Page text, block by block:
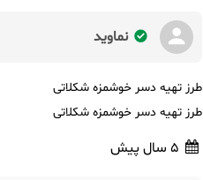
نماوید
طرز تهیه دسر خوشمزه شکلاتی
طرز تهیه دسر خوشمزه شکلاتی